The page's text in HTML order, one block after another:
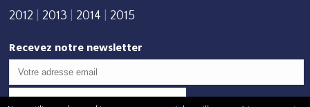
2012 2013 2014 2015
Recevez notre newsletter